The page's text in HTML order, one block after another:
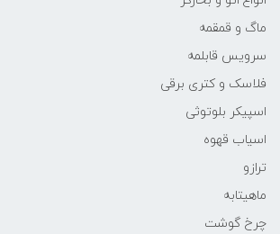
ماگ و قمقمه
سرویس قابلمه
فلاسک و کتری برقی
اسپیکر بلوتوثی
اسیاب قهوه
ترازو
ماهیتابه
چرخ گوشت